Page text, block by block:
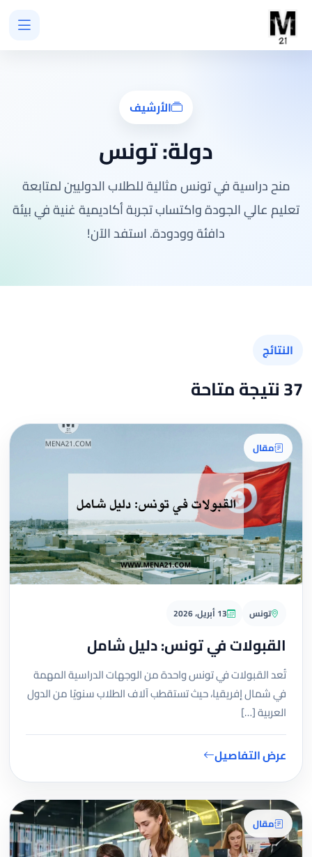
الأرشيف
دولة:تونس
منح دراسية في تونس مثالية للطلاب الدوليين لمتابعة
تعليم عالي الجودة واكتساب تجربة أكاديمية غنية في بيئة
دافئة وودودة. استفد الآن!
النتائج
37 نتيجة متاحة
مقال
تونس 13 أبريل، 2026
القبولات في تونس: دليل شامل
تُعد القبولات في تونس واحدة من الوجهات الدراسية المهمة
في شمال إفريقيا، حيث تستقطب آلاف الطلاب سنويًا من الدول
العربية […]
عرض التفاصيل
مقال